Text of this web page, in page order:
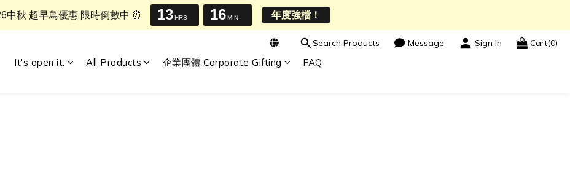
Search Products Message Sign In Cart(0)
It's open it. All Products 企業團體 Corporate Gifting FAQ
中秋 超早鳥優惠 限時倒數中 ⏰ 13HRS 16MIN 年度強檔！